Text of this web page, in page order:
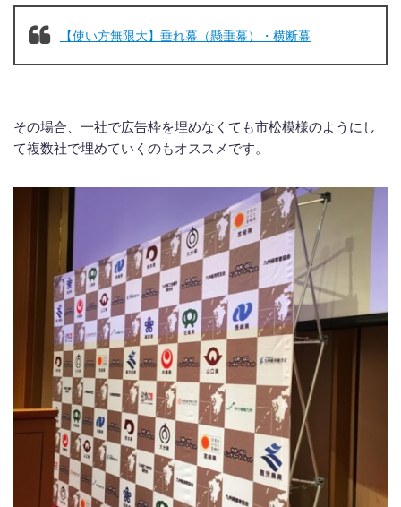
【使い方無限大】垂れ幕（懸垂幕）・横断幕
その場合、一社で広告枠を埋めなくても市松模様のようにし
て複数社で埋めていくのもオススメです。